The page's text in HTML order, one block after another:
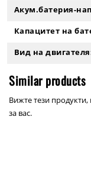
Акум.батерия-
Капацитет на
Вид на
Similar products
Вижте тези
за вас.